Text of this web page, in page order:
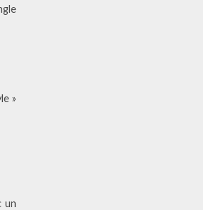
»
un